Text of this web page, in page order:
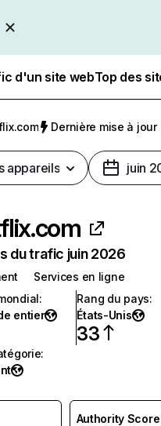
d'un site webTop des
Dernière mise à jour
appareils juin
du trafic juin 2026
Services en ligne
:
entier
Rang du pays:
États-Unis
33
:
Authority Score